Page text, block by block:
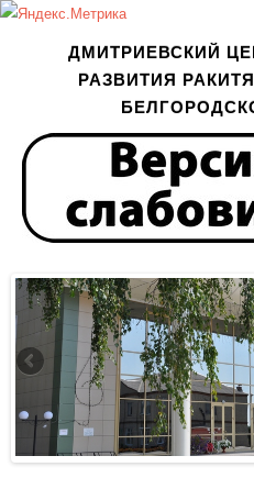
ДМИТРИЕВСКИЙ
РАЗВИТИЯ